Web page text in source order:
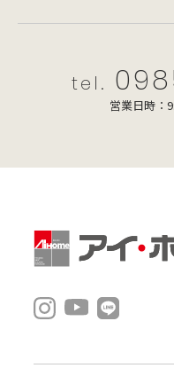
tel.
営業日時：